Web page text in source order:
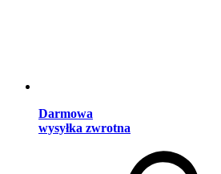
Darmowa
wysyłka zwrotna